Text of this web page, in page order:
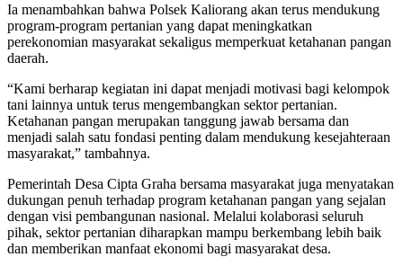
Ia menambahkan bahwa Polsek Kaliorang akan terus mendukung
program-program pertanian yang dapat meningkatkan
perekonomian masyarakat sekaligus memperkuat ketahanan pangan
daerah.
“Kami berharap kegiatan ini dapat menjadi motivasi bagi kelompok
tani lainnya untuk terus mengembangkan sektor pertanian.
Ketahanan pangan merupakan tanggung jawab bersama dan
menjadi salah satu fondasi penting dalam mendukung kesejahteraan
masyarakat,” tambahnya.
Pemerintah Desa Cipta Graha bersama masyarakat juga menyatakan
dukungan penuh terhadap program ketahanan pangan yang sejalan
dengan visi pembangunan nasional. Melalui kolaborasi seluruh
pihak, sektor pertanian diharapkan mampu berkembang lebih baik
dan memberikan manfaat ekonomi bagi masyarakat desa.